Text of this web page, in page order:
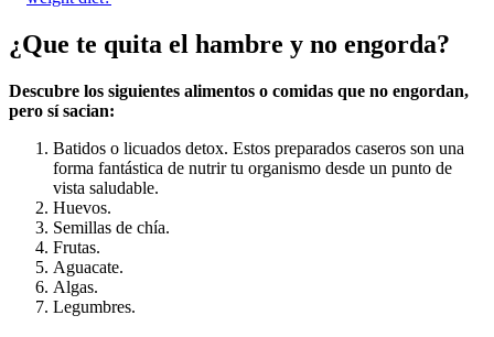
¿Que te quita el hambre y no engorda?
Descubre los siguientes alimentos o comidas que no engordan,
pero sí sacian:
Batidos o licuados detox. Estos preparados caseros son una
forma fantástica de nutrir tu organismo desde un punto de
vista saludable.
Huevos.
Semillas de chía.
Frutas.
Aguacate.
Algas.
Legumbres.